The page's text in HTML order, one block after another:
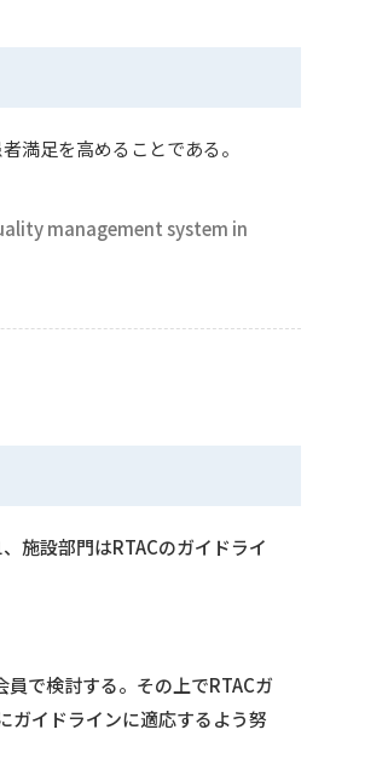
満足を高めることである。
management system in
施設部門はRTACのガイドライ
で検討する。その上でRTACガ
ガイドラインに適応するよう努